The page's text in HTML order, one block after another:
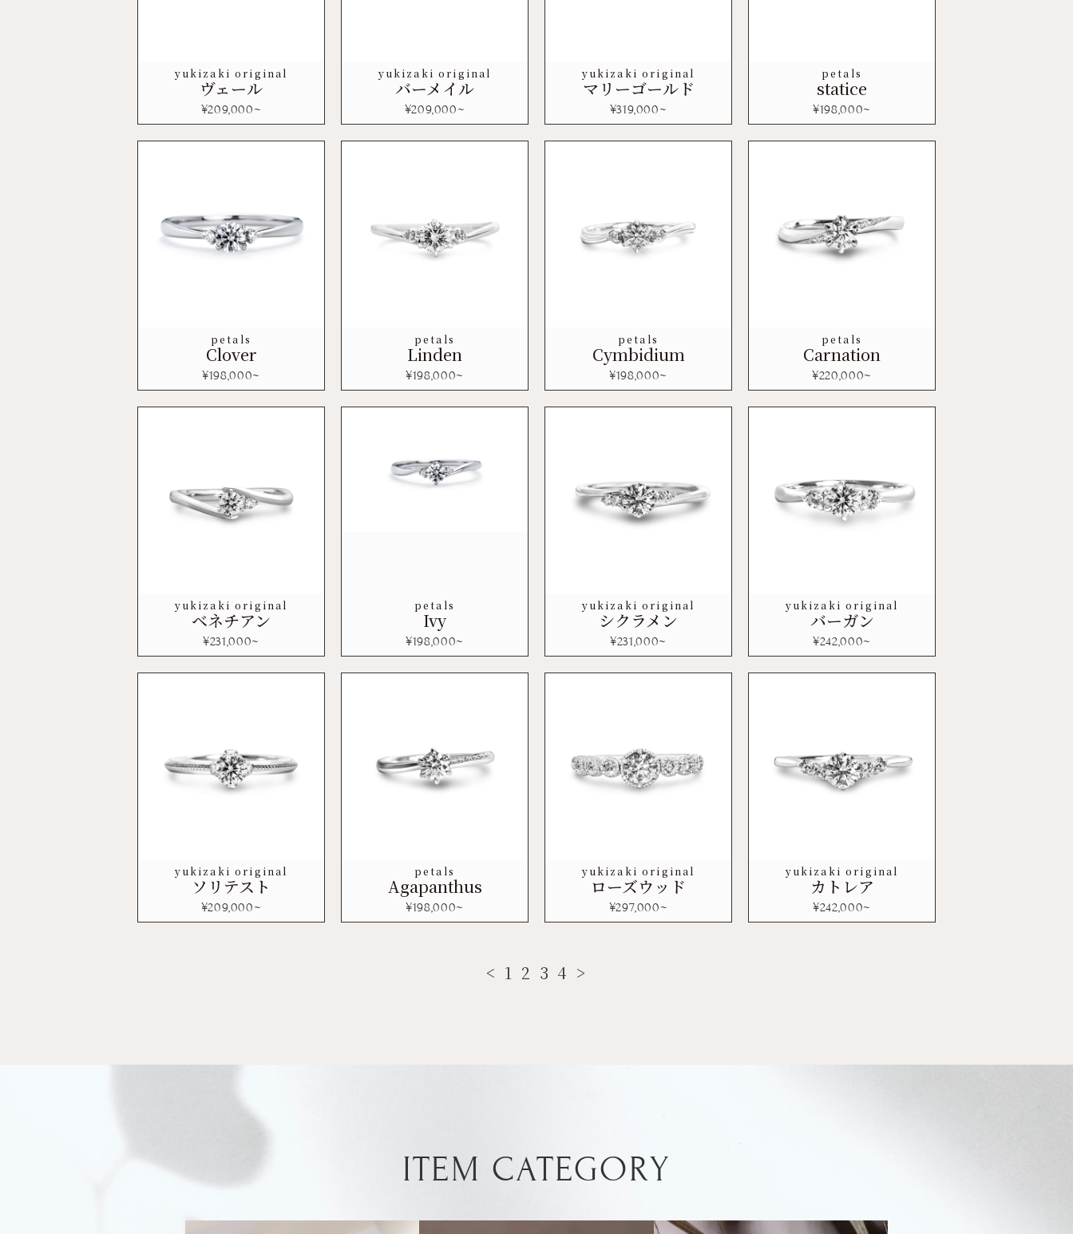
yukizaki original
ヴェール
¥209,000~
yukizaki original
バーメイル
¥209,000~
yukizaki original
マリーゴールド
¥319,000~
petals
statice
¥198,000~
petals
Clover
¥198,000~
petals
Linden
¥198,000~
petals
Cymbidium
¥198,000~
petals
Carnation
¥220,000~
yukizaki original
ベネチアン
¥231,000~
petals
Ivy
¥198,000~
yukizaki original
シクラメン
¥231,000~
yukizaki original
バーガン
¥242,000~
yukizaki original
ソリテスト
¥209,000~
petals
Agapanthus
¥198,000~
yukizaki original
ローズウッド
¥297,000~
yukizaki original
カトレア
¥242,000~
< 1 2 3 4 >
ITEM CATEGORY